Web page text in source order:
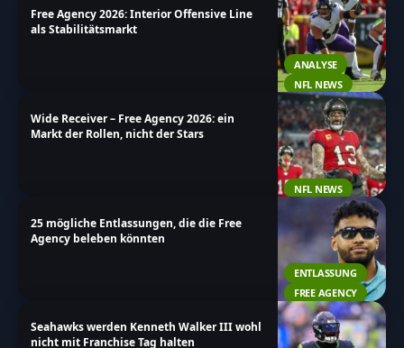
NFL beeinflussen. Viel Spaß beim Durchstöbern!
ANALYSE
NFL NEWS
Free Agency 2026: Interior Offensive Line
als Stabilitätsmarkt
NFL NEWS
Wide Receiver – Free Agency 2026: ein
Markt der Rollen, nicht der Stars
ENTLASSUNG
FREE AGENCY
25 mögliche Entlassungen, die die Free
Agency beleben könnten
Seahawks werden Kenneth Walker III wohl
nicht mit Franchise Tag halten